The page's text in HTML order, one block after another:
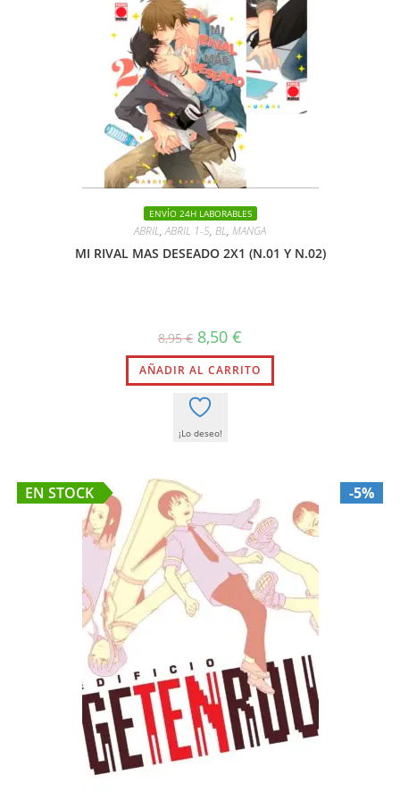
ENVÍO 24H LABORABLES
ABRIL,ABRIL 1-5, BL, MANGA
MI RIVAL MAS DESEADO 2X1 (N.01 Y N.02)
8,95€ El
precio
original
era:
8,95 €.
8,50 €
actual
es:
8,50 €.
AÑADIR AL CARRITO
¡Lo deseo!
EN STOCK -5%